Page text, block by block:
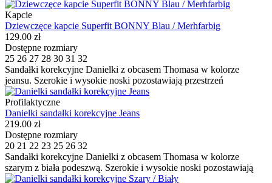
Kapcie
Dziewczęce kapcie Superfit BONNY Blau / Merhfarbig
129.00 zł
Dostępne rozmiary
25 26 27 28 30 31 32
Sandałki korekcyjne Danielki z obcasem Thomasa w kolorze
jeansu. Szerokie i wysokie noski pozostawiają przestrzeń
Profilaktyczne
Danielki sandałki korekcyjne Jeans
219.00 zł
Dostępne rozmiary
20 21 22 23 25 26 32
Sandałki korekcyjne Danielki z obcasem Thomasa w kolorze
szarym z biała podeszwą. Szerokie i wysokie noski pozostawiają